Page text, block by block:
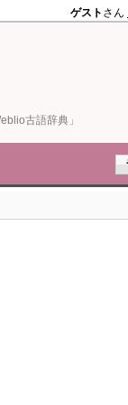
古語辞典」
ゲスト さん